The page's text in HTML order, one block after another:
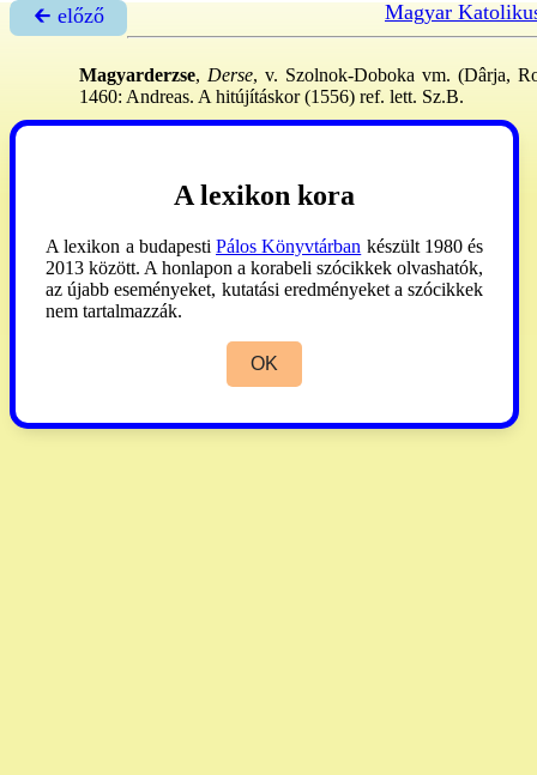
🡰 előző Magyar
Magyarderzse, Derse, v. Szolnok-Doboka vm. (Dârja,
1460: Andreas. A hitújításkor (1556) ref. lett. Sz.B.
A lexikon kora
A lexikon a budapesti Pálos Könyvtárban készült 1980 és
2013 között. A honlapon a korabeli szócikkek olvashatók,
az újabb eseményeket, kutatási eredményeket a szócikkek
nem tartalmazzák.
OK